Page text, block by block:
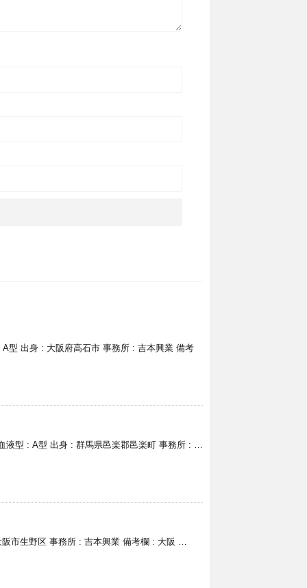
型 出身 : 大阪府高石市 事務所 : 吉本興業 備考
液型 : A型 出身 : 群馬県邑楽郡邑楽町 事務所 : …
市生野区 事務所 : 吉本興業 備考欄 : 大阪 …